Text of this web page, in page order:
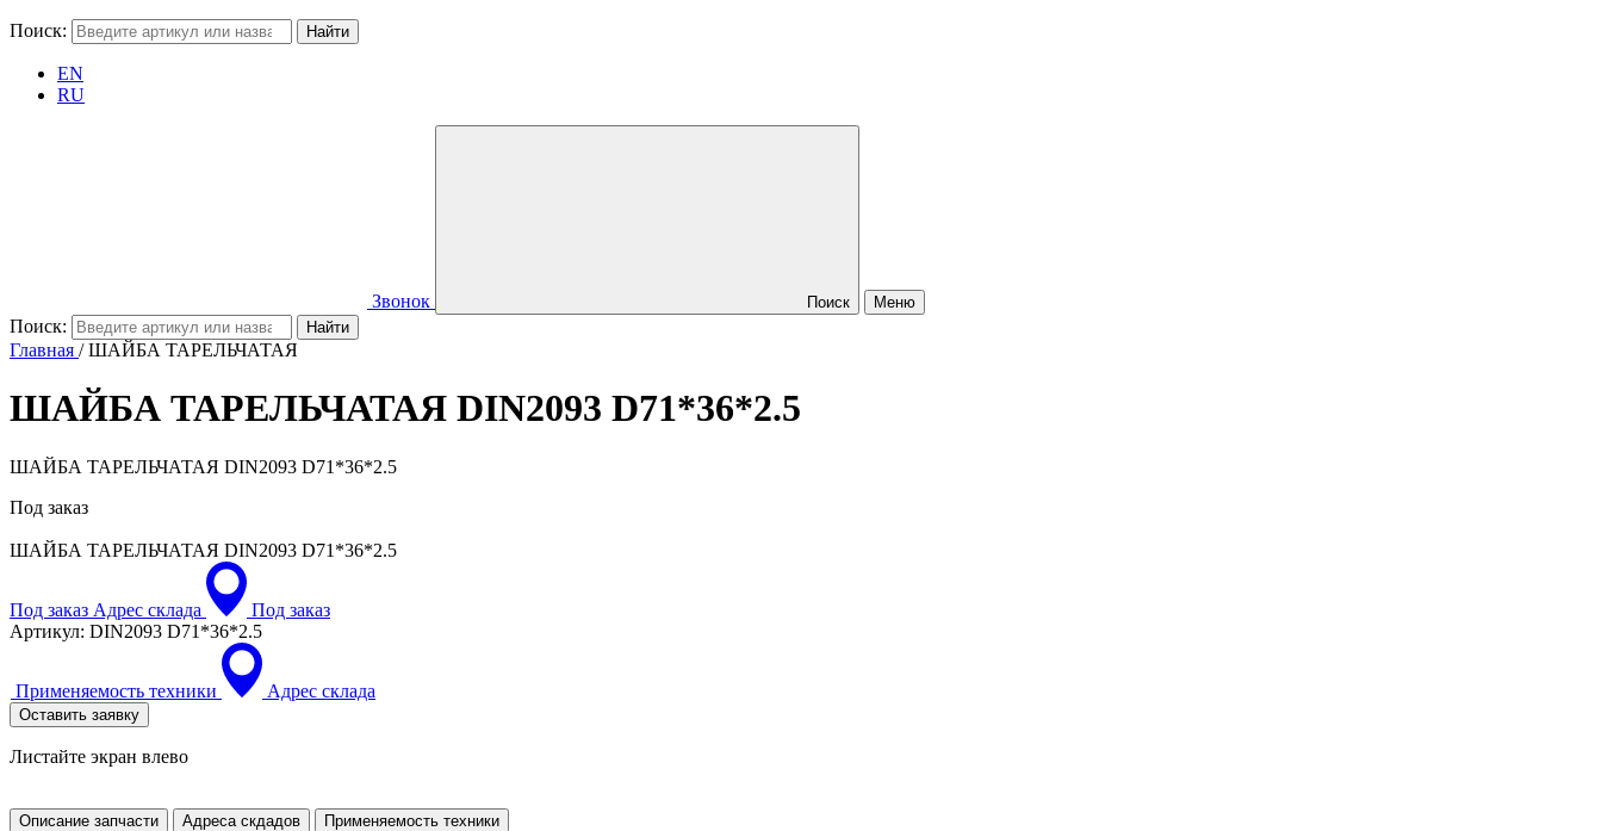
Поиск:
EN
RU
Звонок Поиск Меню
Поиск:
Главная /ШАЙБА ТАРЕЛЬЧАТАЯ
ШАЙБА ТАРЕЛЬЧАТАЯ DIN2093 D71*36*2.5
ШАЙБА ТАРЕЛЬЧАТАЯ DIN2093 D71*36*2.5
Под заказ
ШАЙБА ТАРЕЛЬЧАТАЯ DIN2093 D71*36*2.5
Под заказ Адрес склада
Под заказ
Артикул: DIN2093 D71*36*2.5
Применяемость техники Адрес склада
Оставить заявку
Листайте экран влево
Описание запчасти Адреса скдадов Применяемость техники